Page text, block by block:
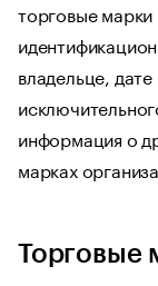
торговые марки
владельце,
информация о
марках
Торговые